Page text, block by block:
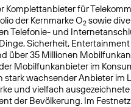
Komplettanbieter für
der Kernmarke O2 sowie
Telefonie- und
Sicherheit,
über 35 Millionen
Mobilfunkanbieter im
wachsender Anbieter im
und vielfach
der Bevölkerung. Im